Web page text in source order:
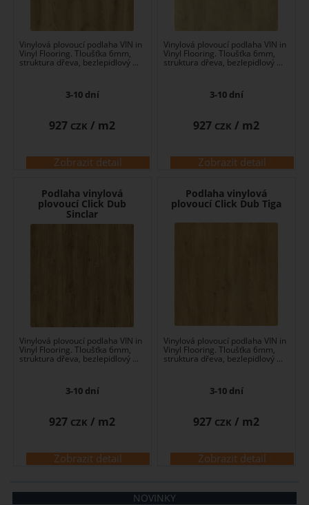
Vinylová plovoucí podlaha VIN in
Vinyl Flooring. Tloušťka 6mm,
struktura dřeva, bezlepidlový ...
3-10 dní
Zobrazit detail
927 CZK / m2
Vinylová plovoucí podlaha VIN in
Vinyl Flooring. Tloušťka 6mm,
struktura dřeva, bezlepidlový ...
3-10 dní
Zobrazit detail
927 CZK / m2
Podlaha vinylová
plovoucí Click Dub
Sinclar
Vinylová plovoucí podlaha VIN in
Vinyl Flooring. Tloušťka 6mm,
struktura dřeva, bezlepidlový ...
3-10 dní
Zobrazit detail
927 CZK / m2
Podlaha vinylová
plovoucí Click Dub Tiga
Vinylová plovoucí podlaha VIN in
Vinyl Flooring. Tloušťka 6mm,
struktura dřeva, bezlepidlový ...
3-10 dní
Zobrazit detail
927 CZK / m2
NOVINKY